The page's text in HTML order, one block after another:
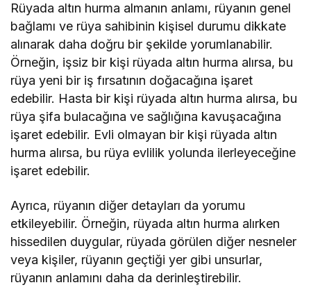
Rüyada altın hurma almanın anlamı, rüyanın genel
bağlamı ve rüya sahibinin kişisel durumu dikkate
alınarak daha doğru bir şekilde yorumlanabilir.
Örneğin, işsiz bir kişi rüyada altın hurma alırsa, bu
rüya yeni bir iş fırsatının doğacağına işaret
edebilir. Hasta bir kişi rüyada altın hurma alırsa, bu
rüya şifa bulacağına ve sağlığına kavuşacağına
işaret edebilir. Evli olmayan bir kişi rüyada altın
hurma alırsa, bu rüya evlilik yolunda ilerleyeceğine
işaret edebilir.
Ayrıca, rüyanın diğer detayları da yorumu
etkileyebilir. Örneğin, rüyada altın hurma alırken
hissedilen duygular, rüyada görülen diğer nesneler
veya kişiler, rüyanın geçtiği yer gibi unsurlar,
rüyanın anlamını daha da derinleştirebilir.